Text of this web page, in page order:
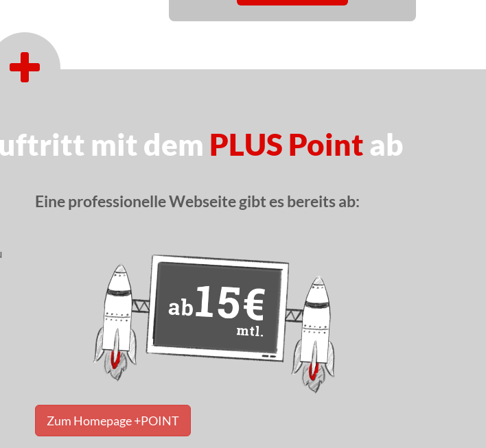
mit dem PLUS Point ab
Eine professionelle Webseite gibt es bereits ab:
Zum Homepage +POINT